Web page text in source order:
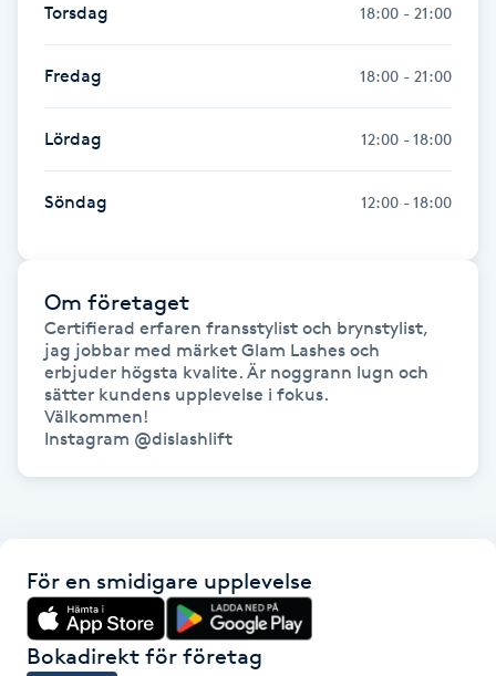
Fransrengöring
Frekvensterapi
Friskvård
Friskvårdsmassage
Frisör
Funktionsanalys
Färgning
Föning
Gelenaglar
Gellack
Torsdag 18:00 - 21:00
Fredag 18:00 - 21:00
Lördag 12:00 - 18:00
Söndag 12:00 - 18:00
Om företaget
Certifierad erfaren fransstylist och brynstylist,
jag jobbar med märket Glam Lashes och
erbjuder högsta kvalite. Är noggrann lugn och
sätter kundens upplevelse i fokus.
Välkommen!
Instagram @dislashlift
För en smidigare upplevelse
Bokadirekt för företag